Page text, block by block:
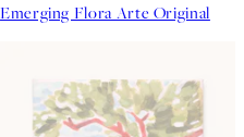
Emerging Flora Arte Original